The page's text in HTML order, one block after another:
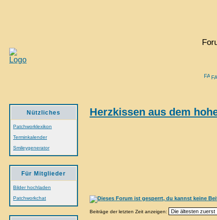
Nützliches
Patchworklexikon
Terminkalender
Smileygenerator
Für Mitglieder
Bilder hochladen
Patchworkchat
Herzkissen aus dem
Beiträge der letzten Zeit anzeigen: